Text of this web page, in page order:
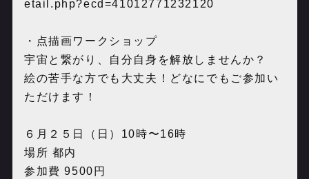
etail.php?ecd=41012771232120
・点描画ワークショップ
宇宙と繋がり、自分自身を解放しませんか？
絵の苦手な方でも大丈夫！どなにでもご参加い
ただけます！
６月２５日（日）10時〜16時
場所 都内
参加費 9500円